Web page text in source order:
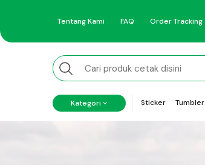
Tentang Kami FAQ Order Tracking
Kategori Sticker Tumbler